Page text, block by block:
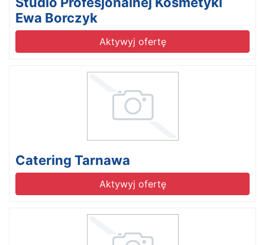
Ewa Borczyk
Aktywyj ofertę
Catering Tarnawa
Aktywyj ofertę